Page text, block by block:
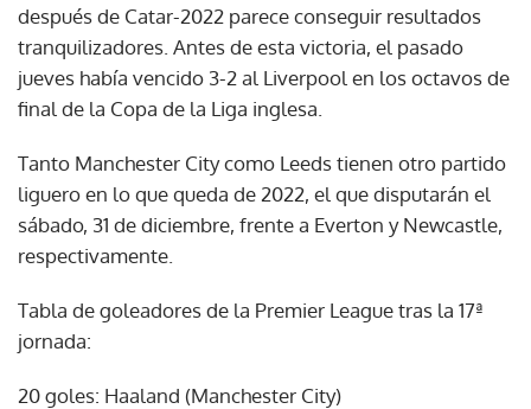
después de Catar-2022 parece conseguir resultados
tranquilizadores. Antes de esta victoria, el pasado
jueves había vencido 3-2 al Liverpool en los octavos de
final de la Copa de la Liga inglesa.
Tanto Manchester City como Leeds tienen otro partido
liguero en lo que queda de 2022, el que disputarán el
sábado, 31 de diciembre, frente a Everton y Newcastle,
respectivamente.
Tabla de goleadores de la Premier League tras la 17ª
jornada:
20 goles: Haaland (Manchester City)